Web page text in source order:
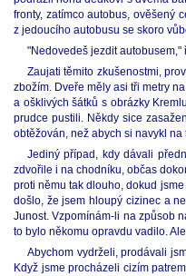
fronty, zatímco autobus, ověšený
z jedoucího autobusu se skoro
"Nedovedeš jezdit
Zaujati těmito zkušenostmi,
zbožím. Dveře měly asi tři metry
a ošklivých šátků s obrázky
prudce pustili. Někdy sice
obtěžován, než abych si navykl na
Jediný případ, kdy dávali
zdvořile i na chodníku, občas
proti němu tak dlouho, dokud
došlo, že jsem hloupý cizinec a
Junost. Vzpomínám-li na způsob
to bylo někomu opravdu vadilo.
Abychom vydrželi, prodávali
Když jsme procházeli cizím